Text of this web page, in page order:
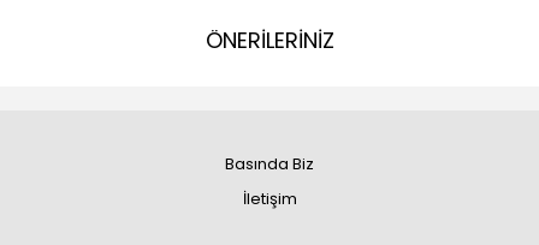
ÖNERİLERİNİZ
Basında Biz
İletişim